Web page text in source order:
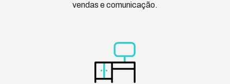
vendas e comunicação.